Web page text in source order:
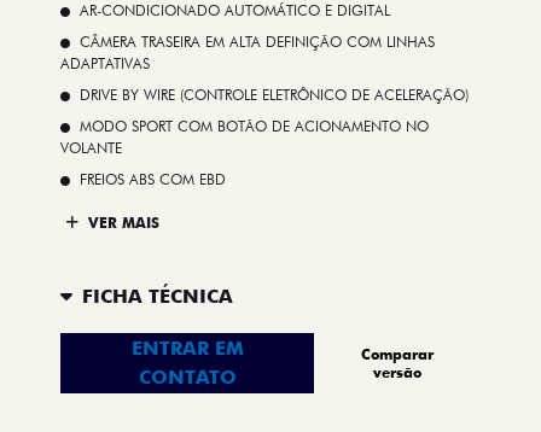
AR-CONDICIONADO AUTOMÁTICO E DIGITAL
CÂMERA TRASEIRA EM ALTA DEFINIÇÃO COM LINHAS
ADAPTATIVAS
DRIVE BY WIRE (CONTROLE ELETRÔNICO DE ACELERAÇÃO)
MODO SPORT COM BOTÃO DE ACIONAMENTO NO
VOLANTE
FREIOS ABS COM EBD
VER MAIS
FICHA TÉCNICA
ENTRAR EM
CONTATO
Comparar
versão